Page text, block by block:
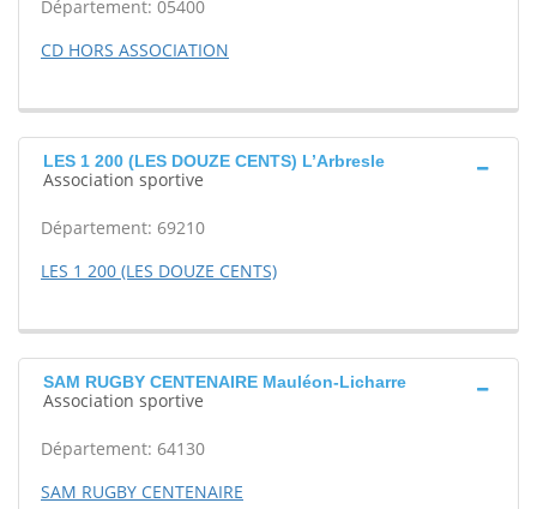
Département: 05400
CD HORS ASSOCIATION
LES 1 200 (LES DOUZE CENTS) L’Arbresle
Association sportive
Département: 69210
LES 1 200 (LES DOUZE CENTS)
SAM RUGBY CENTENAIRE Mauléon-Licharre
Association sportive
Département: 64130
SAM RUGBY CENTENAIRE